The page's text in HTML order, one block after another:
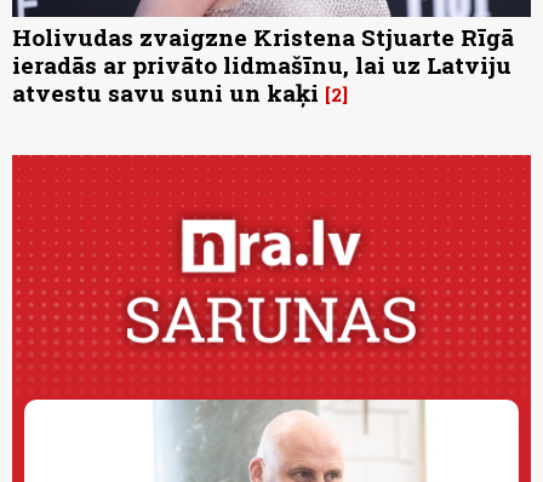
Holivudas zvaigzne Kristena Stjuarte Rīgā
ieradās ar privāto lidmašīnu, lai uz Latviju
atvestu savu suni un kaķi 2